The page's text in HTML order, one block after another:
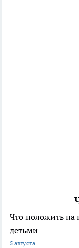
Что положить на
детьми
5 августа